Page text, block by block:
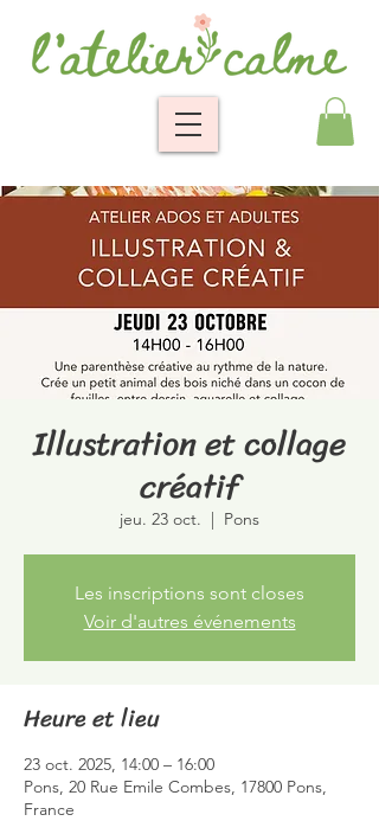
Illustration et collage
créatif
jeu. 23 oct.
  |
Pons
Les inscriptions sont closes
Voir d'autres événements
Heure et lieu
23 oct. 2025, 14:00 – 16:00
Pons, 20 Rue Emile Combes, 17800 Pons,
France